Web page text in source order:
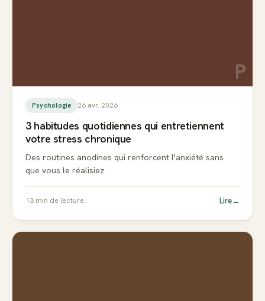
P
Psychologie 26 avr. 2026
3 habitudes quotidiennes qui entretiennent
votre stress chronique
Des routines anodines qui renforcent l'anxiété sans
que vous le réalisiez.
13 min de lecture Lire→